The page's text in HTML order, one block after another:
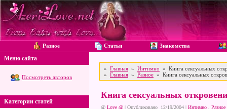
Разное Статьи Знакомства
Меню сайта
Посмотреть авторов
Категории статей
» Главная » Интимно » Книга сексуальных
» Главная » Разное » Книга сексуальных
Книга сексуальных
@ Love @ | Опубликовано 12/19/2004 | Интимно Разное